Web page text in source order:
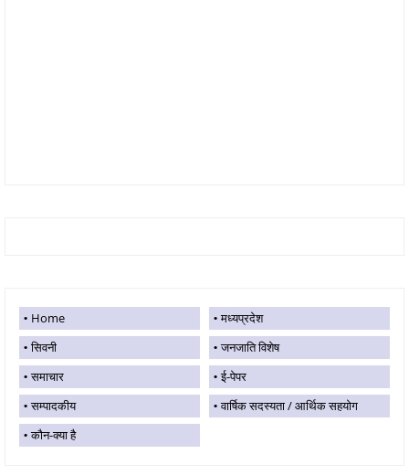
Home
मध्यप्रदेश
सिवनी
जनजाति विशेष
समाचार
ई-पेपर
सम्पादकीय
वार्षिक सदस्यता / आर्थिक सहयोग
कौन-क्या है